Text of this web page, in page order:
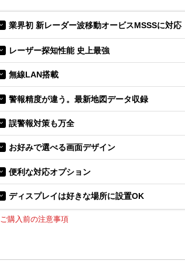
業界初 新レーダー波移動オービスMSSSに対応
レーザー探知性能 史上最強
無線LAN搭載
警報精度が違う。最新地図データ収録
誤警報対策も万全
お好みで選べる画面デザイン
便利な対応オプション
ディスプレイは好きな場所に設置OK
ご購入前の注意事項